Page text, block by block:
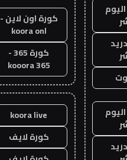
كورة اون لاين -
koora onl
كورة 365 -
kooora 365
koora live
كورة لايف